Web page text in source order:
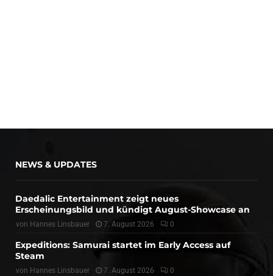
NEWS & UPDATES
Daedalic Entertainment zeigt neues
Erscheinungsbild und kündigt August-Showcase an
von Hannes Linsbauer 7. August 2026 0
Expeditions: Samurai startet im Early Access auf
Steam
von Hannes Linsbauer 7. August 2026 0